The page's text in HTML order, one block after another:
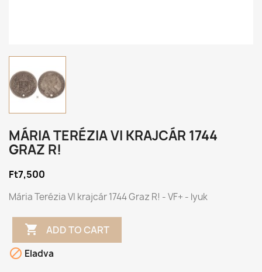
MÁRIA TERÉZIA VI KRAJCÁR 1744
GRAZ R!
Ft7,500
Mária Terézia VI krajcár 1744 Graz R! - VF+ - lyuk
 ADD TO CART
 Eladva